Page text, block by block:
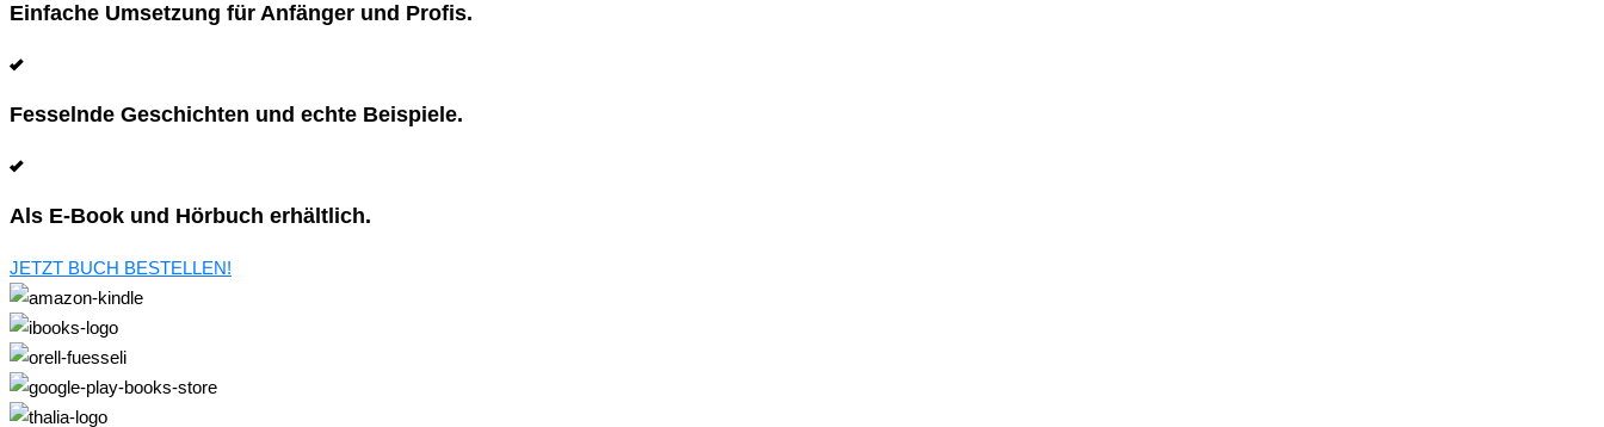
Einfache Umsetzung für Anfänger und Profis.
Fesselnde Geschichten und echte Beispiele.
Als E-Book und Hörbuch erhältlich.
JETZT BUCH BESTELLEN!